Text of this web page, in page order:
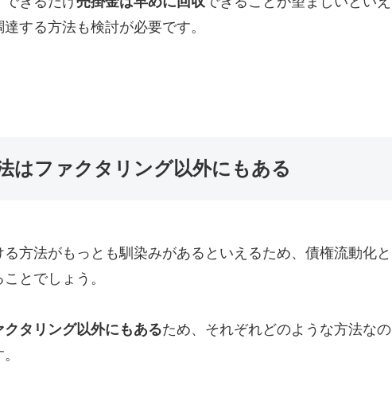
する方法も検討が必要です。
はファクタリング以外にもある
方法がもっとも馴染みがあるといえるため、債権流動化と
とでしょう。
クタリング以外にもあるため、それぞれどのような方法なの